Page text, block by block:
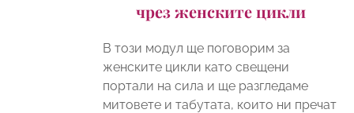
чрез женските цикли
В този модул ще поговорим за
женските цикли като свещени
портали на сила и ще разгледаме
митовете и табутата, които ни пречат